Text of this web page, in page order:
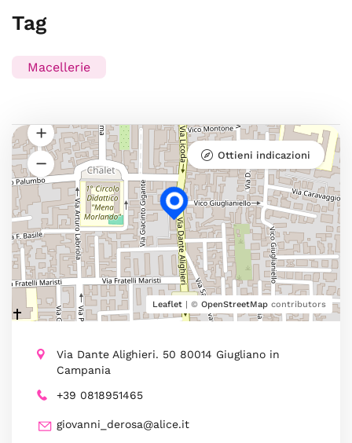
Tag
Macellerie
Leaflet | © OpenStreetMap contributors
Ottieni indicazioni
Via Dante Alighieri. 50 80014 Giugliano in
Campania
+39 0818951465
giovanni_derosa@alice.it